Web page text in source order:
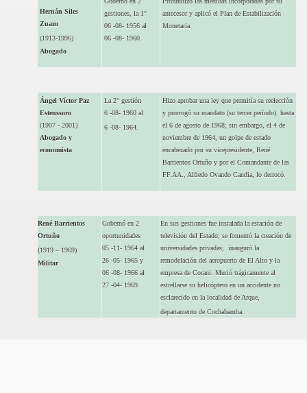
Hernán Siles
Zuazo
(1913-1996)
Abogado
gestiones, la 1°
06 -08- 1956 al
06 -08- 1960.
antecesor y aplicó el Plan de Estabilización
Monetaria.
Ángel Víctor Paz
Estenssoro
(1907 - 2001)
Abogado y
economista
La 2° gestión
6 -08- 1960 al
6 -08- 1964.
Hizo aprobar una ley que permitía su reelección
y prorrogó su mandato (su tercer período) hasta
el 6 de agosto de 1968; sin embargo, el 4 de
noviembre de 1964, un golpe de estado
encabezado por su vicepresidente, René
Barrientos Ortuño y por el Comandante de las
FF.AA., Alfredo Ovando Candia, lo derrocó.
René Barrientos
Ortuño
(1919 – 1969)
Militar
Gobernó en 2
oportunidades
05 -11- 1964 al
26 -05- 1965 y
06 -08- 1966 al
27 -04- 1969
En sus gestiones fue instalada la estación de
televisión del Estado; se fomentó la creación de
universidades privadas; inauguró la
remodelación del aeropuerto de El Alto y la
empresa de Corani. Murió trágicamente al
estrellarse su helicóptero en un accidente no
esclarecido en la localidad de Arque,
departamento de Cochabamba.